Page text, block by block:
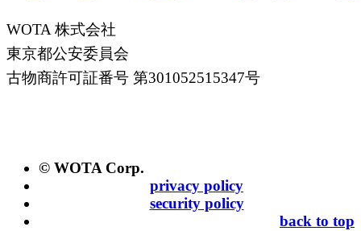
WOTA 株式会社
東京都公安委員会
古物商許可証番号 第301052515347号
© WOTA Corp.
privacy policy
security policy
back to top